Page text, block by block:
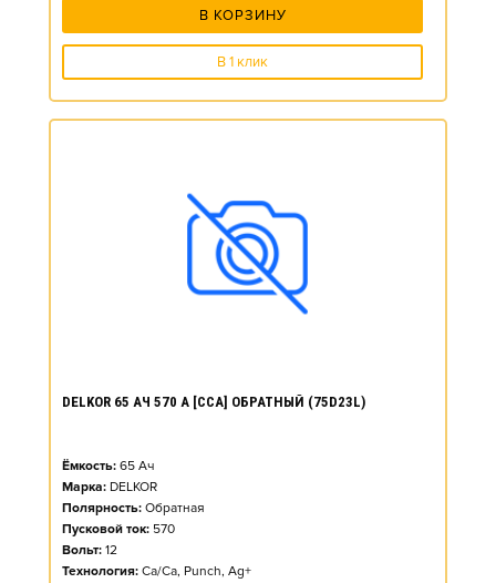
В КОРЗИНУ
В 1 клик
DELKOR 65 АЧ 570 А [CCA] ОБРАТНЫЙ (75D23L)
Ёмкость: 65 Ач
Марка: DELKOR
Полярность: Обратная
Пусковой ток: 570
Вольт: 12
Технология: Ca/Ca, Punch, Ag+